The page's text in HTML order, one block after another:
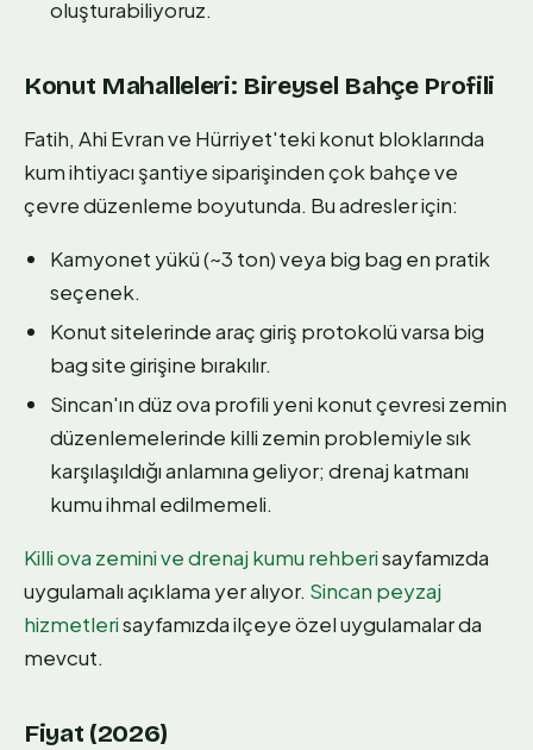
oluşturabiliyoruz.
Konut Mahalleleri: Bireysel Bahçe Profili
Fatih, Ahi Evran ve Hürriyet'teki konut bloklarında
kum ihtiyacı şantiye siparişinden çok bahçe ve
çevre düzenleme boyutunda. Bu adresler için:
Kamyonet yükü (~3 ton) veya big bag en pratik
seçenek.
Konut sitelerinde araç giriş protokolü varsa big
bag site girişine bırakılır.
Sincan'ın düz ova profili yeni konut çevresi zemin
düzenlemelerinde killi zemin problemiyle sık
karşılaşıldığı anlamına geliyor; drenaj katmanı
kumu ihmal edilmemeli.
Killi ova zemini ve drenaj kumu rehberisayfamızda
uygulamalı açıklama yer alıyor. Sincan peyzaj
hizmetlerisayfamızda ilçeye özel uygulamalar da
mevcut.
Fiyat (2026)